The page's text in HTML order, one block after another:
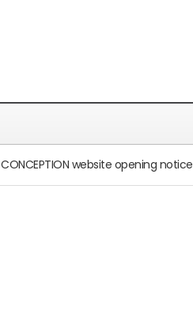
CONCEPTION website opening notice